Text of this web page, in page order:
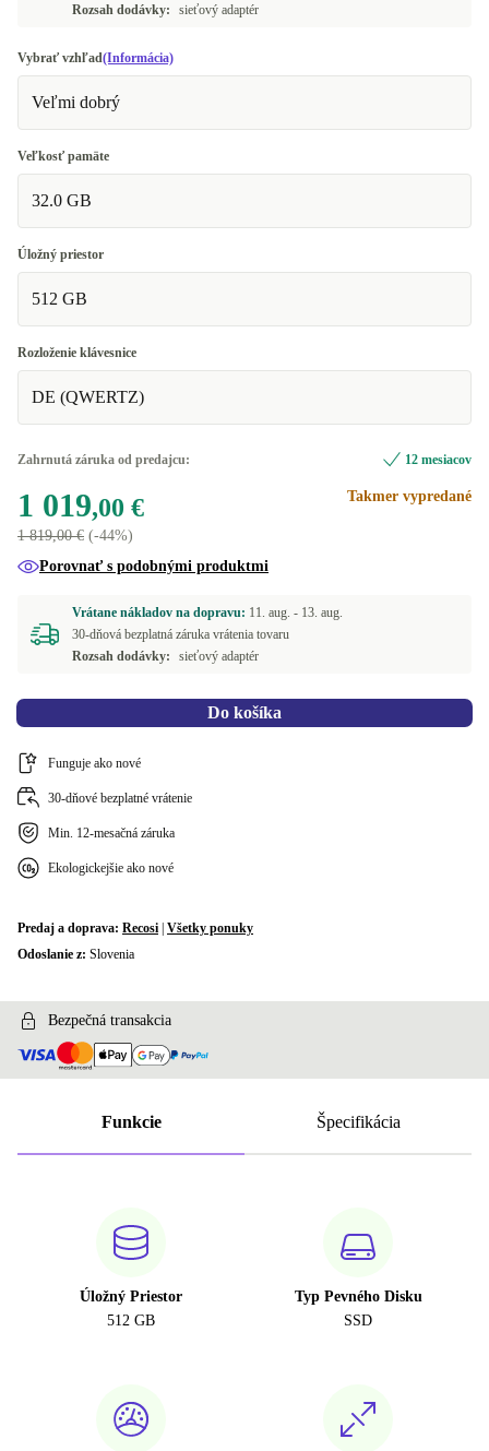
Rozsah dodávky:
sieťový adaptér
Vybrať vzhľad(Informácia)
Veľmi dobrý
Veľkosť pamäte
32.0 GB
Úložný priestor
512 GB
Rozloženie klávesnice
DE (QWERTZ)
Zahrnutá záruka od predajcu: 12 mesiacov
1 019,00 €
1 819,00 € (-44%)
Takmer vypredané
Porovnať s podobnými produktmi
Vrátane nákladov na dopravu: 11. aug. - 13. aug.
30-dňová bezplatná záruka vrátenia tovaru
Rozsah dodávky:
sieťový adaptér
Do košíka
Funguje ako nové
30-dňové bezplatné vrátenie
Min. 12-mesačná záruka
Ekologickejšie ako nové
Predaj a doprava: Recosi Všetky ponuky
Odoslanie z: Slovenia
Bezpečná transakcia
Funkcie Špecifikácia
Úložný Priestor
512 GB
Typ Pevného Disku
SSD